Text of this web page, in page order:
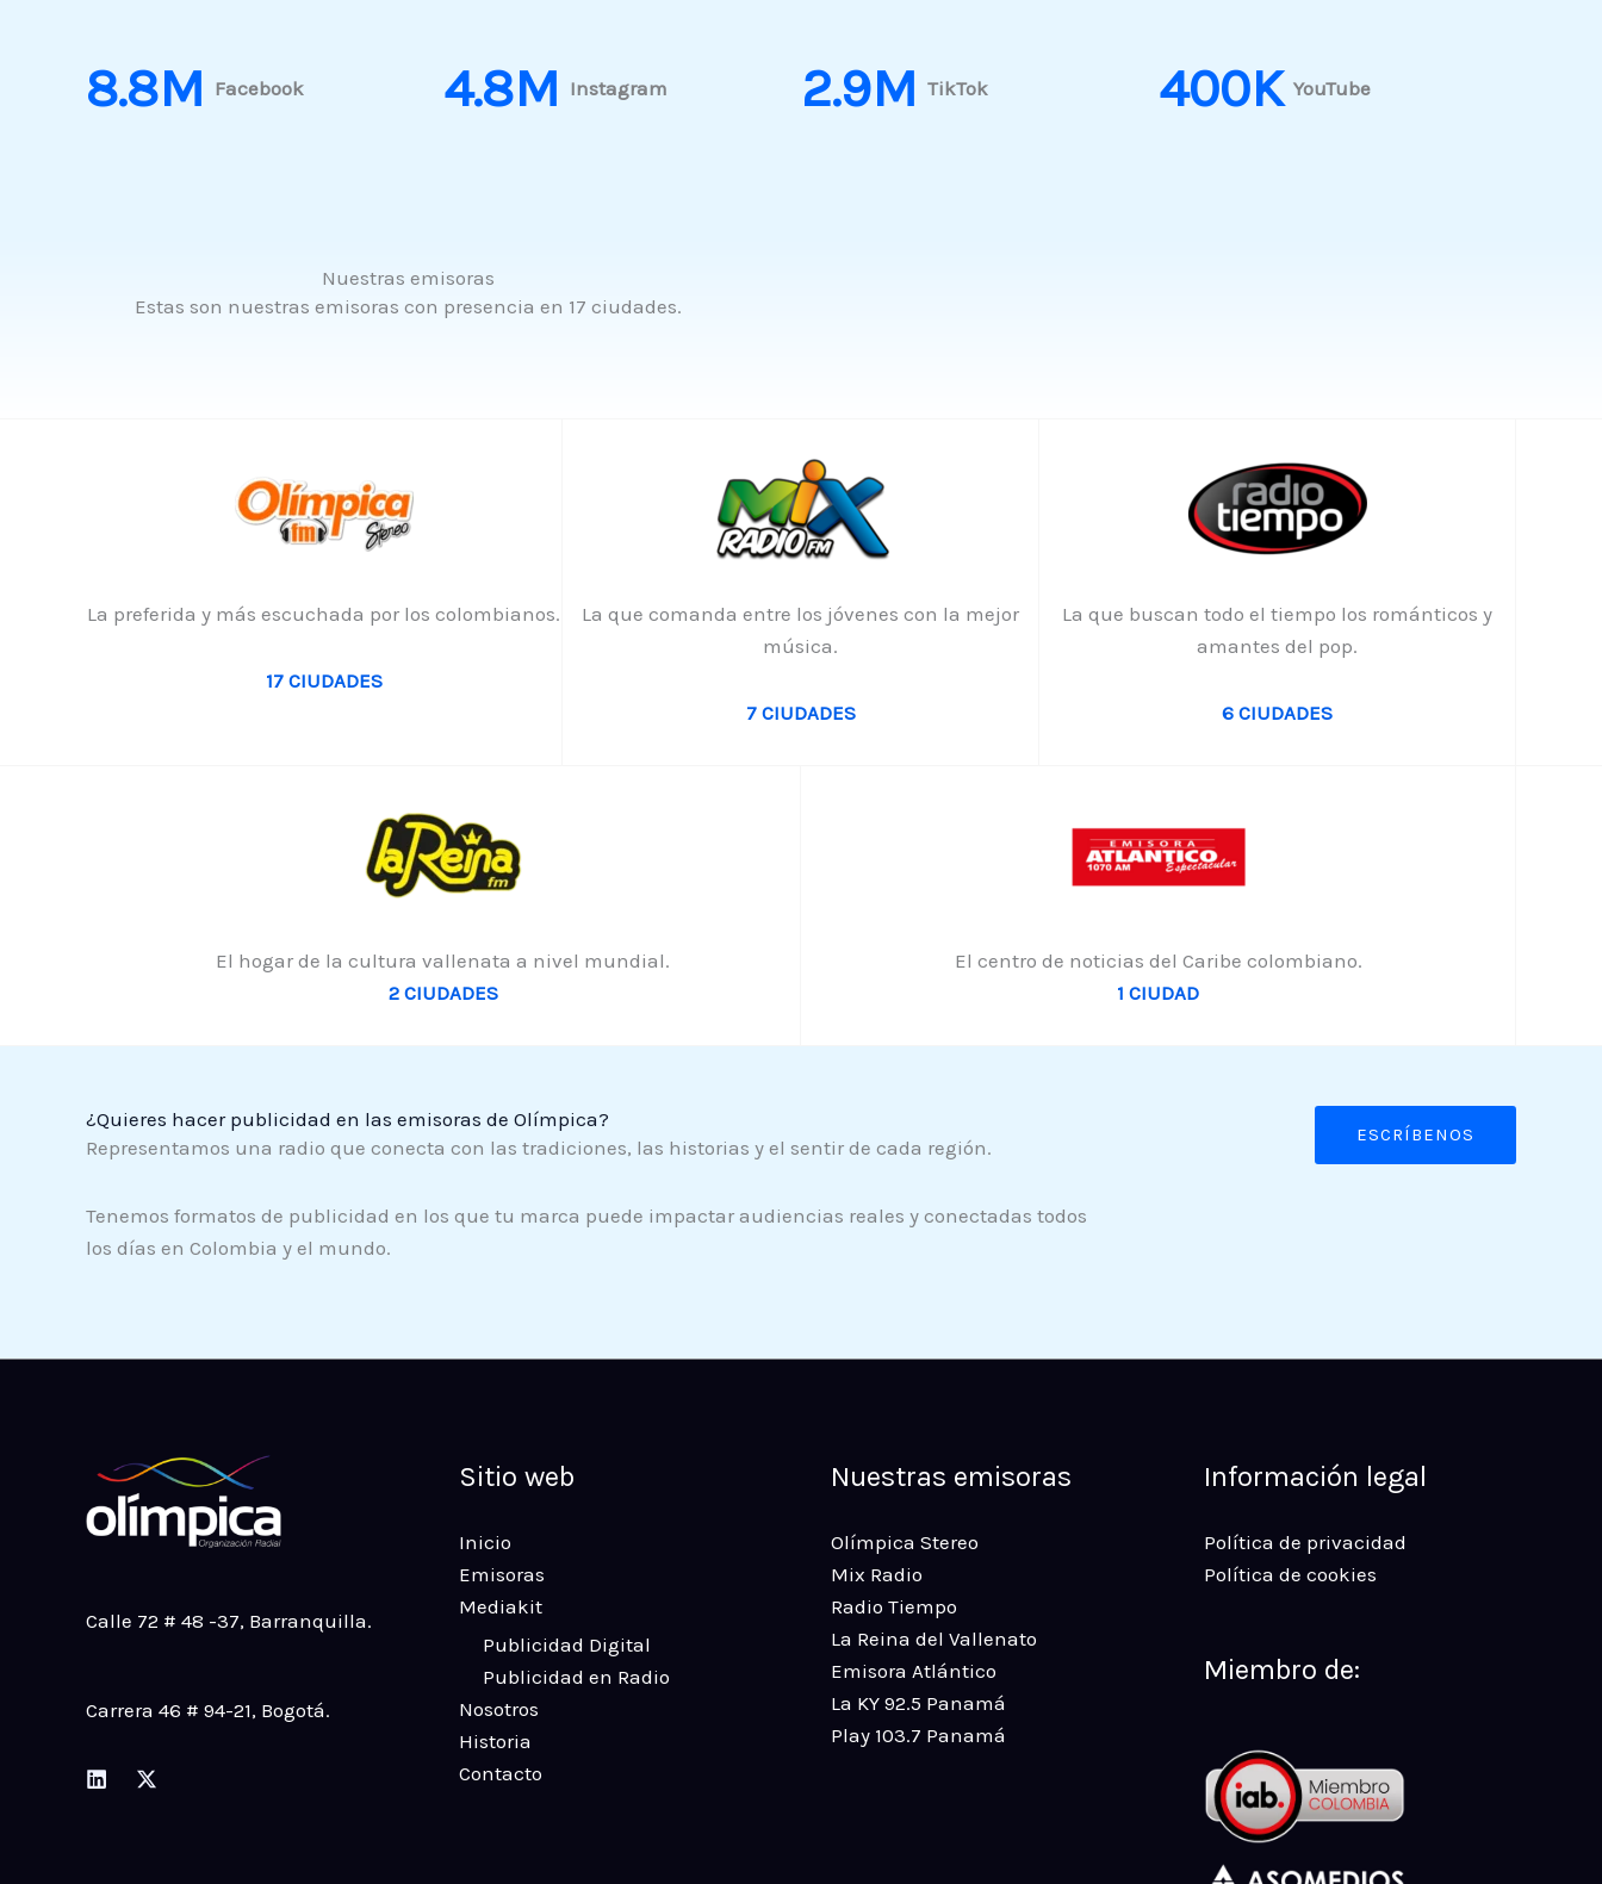
8.8M Facebook 4.8M Instagram 2.9M TikTok 400K YouTube
Nuestras emisoras
Estas son nuestras emisoras con presencia en 17 ciudades.
La preferida y más escuchada por los colombianos.
17 CIUDADES
La que comanda entre los jóvenes con la mejor
música.
7 CIUDADES
La que buscan todo el tiempo los románticos y
amantes del pop.
6 CIUDADES
El hogar de la cultura vallenata a nivel mundial.
2 CIUDADES
El centro de noticias del Caribe colombiano.
1 CIUDAD
¿Quieres hacer publicidad en las emisoras de Olímpica?
Representamos una radio que conecta con las tradiciones, las historias y el sentir de cada región.
Tenemos formatos de publicidad en los que tu marca puede impactar audiencias reales y conectadas todos
los días en Colombia y el mundo.
ESCRÍBENOS
Calle 72 # 48 -37, Barranquilla.
Carrera 46 # 94-21, Bogotá.
Sitio web
Inicio
Emisoras
Mediakit
Publicidad Digital
Publicidad en Radio
Nosotros
Historia
Contacto
Nuestras emisoras
Olímpica Stereo
Mix Radio
Radio Tiempo
La Reina del Vallenato
Emisora Atlántico
La KY 92.5 Panamá
Play 103.7 Panamá
Información legal
Política de privacidad
Política de cookies
Miembro de: